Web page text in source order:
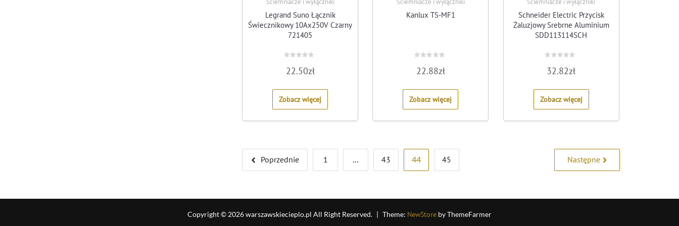
Legrand Suno Łącznik
Świecznikowy 10Ax250V Czarny
721405
0
out
5
22.50zł
Zobacz więcej
Kanlux TS-MF1
0
out
5
22.88zł
Zobacz więcej
Schneider Electric Przycisk
Żaluzjowy Srebrne Aluminium
SDD113114SCH
0
out
5
32.82zł
Zobacz więcej
Stronicowanie
wpisów
Poprzednie 1 … 43 44 45 Następne
Copyright © 2026 warszawskiecieplo.pl All Right Reserved. | Theme: NewStore by ThemeFarmer